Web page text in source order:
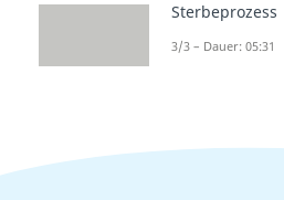
Sterbeprozess
3/3 – Dauer: 05:31